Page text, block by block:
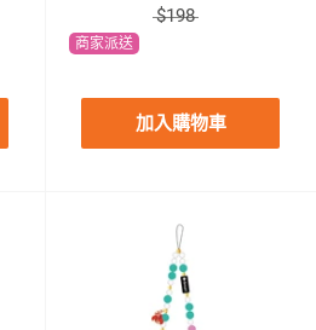
$198
商家派送
加入購物車